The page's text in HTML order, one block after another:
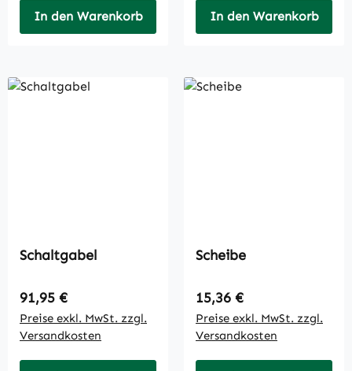
In den Warenkorb In den Warenkorb
Schaltgabel
Regulärer Preis:
91,95 €
Preise exkl. MwSt. zzgl.
Versandkosten
Scheibe
Regulärer Preis:
15,36 €
Preise exkl. MwSt. zzgl.
Versandkosten